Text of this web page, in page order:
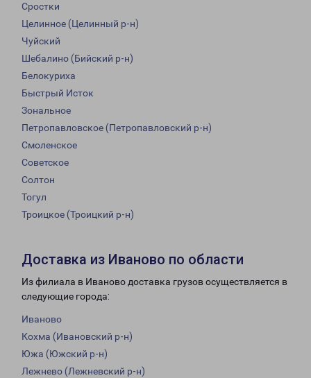
Сростки
Целинное (Целинный р-н)
Чуйский
Шебалино (Бийский р-н)
Белокуриха
Быстрый Исток
Зональное
Петропавловское (Петропавловский р-н)
Смоленское
Советское
Солтон
Тогул
Троицкое (Троицкий р-н)
Доставка из Иваново по области
Из филиала в Иваново доставка грузов осуществляется в
следующие города:
Иваново
Кохма (Ивановский р-н)
Южа (Южский р-н)
Лежнево (Лежневский р-н)